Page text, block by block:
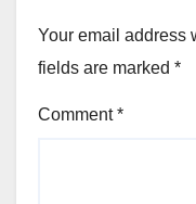
Your email address
fields are marked *
Comment*